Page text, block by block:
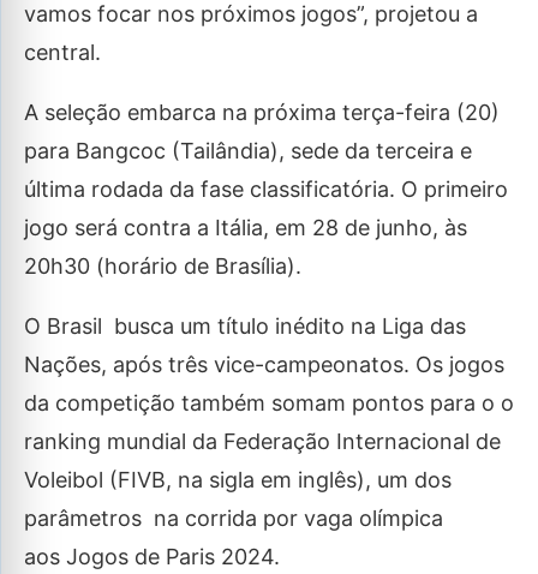
vamos focar nos próximos jogos”, projetou a
central.
A seleção embarca na próxima terça-feira (20)
para Bangcoc (Tailândia), sede da terceira e
última rodada da fase classificatória. O primeiro
jogo será contra a Itália, em 28 de junho, às
20h30 (horário de Brasília).
O Brasil busca um título inédito na Liga das
Nações, após três vice-campeonatos. Os jogos
da competição também somam pontos para o o
ranking mundial da Federação Internacional de
Voleibol (FIVB, na sigla em inglês), um dos
parâmetros na corrida por vaga olímpica
aos Jogos de Paris 2024.